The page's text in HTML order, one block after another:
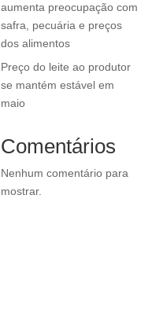
aumenta preocupação com
safra, pecuária e preços
dos alimentos
Preço do leite ao produtor
se mantém estável em
maio
Comentários
Nenhum comentário para
mostrar.